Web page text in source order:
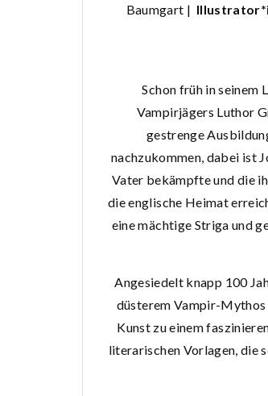
Baumgart |
Schon früh in seinem
Vampirjägers Luthor
gestrenge
nachzukommen, dabei ist
Vater bekämpfte und die
die englische Heimat
eine mächtige Striga und
Angesiedelt knapp 100
düsterem Vampir-
Kunst zu einem
literarischen Vorlagen, die